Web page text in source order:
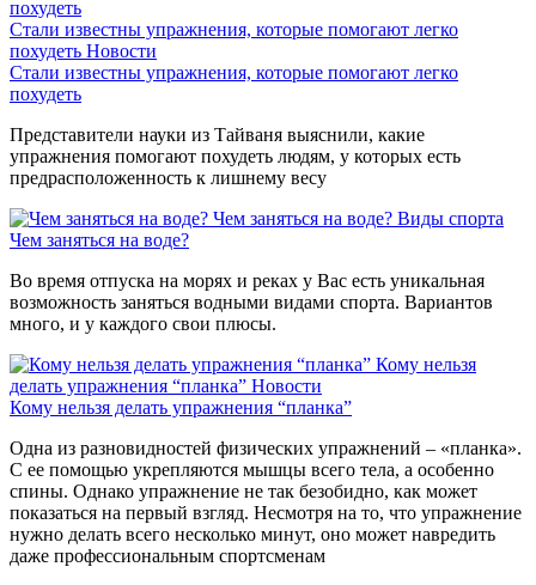
Стали известны упражнения, которые помогают легко
похудеть Новости
Стали известны упражнения, которые помогают легко
похудеть
Представители науки из Тайваня выяснили, какие
упражнения помогают похудеть людям, у которых есть
предрасположенность к лишнему весу
Чем заняться на воде? Виды спорта
Чем заняться на воде?
Во время отпуска на морях и реках у Вас есть уникальная
возможность заняться водными видами спорта. Вариантов
много, и у каждого свои плюсы.
Кому нельзя
делать упражнения “планка” Новости
Кому нельзя делать упражнения “планка”
Одна из разновидностей физических упражнений – «планка».
С ее помощью укрепляются мышцы всего тела, а особенно
спины. Однако упражнение не так безобидно, как может
показаться на первый взгляд. Несмотря на то, что упражнение
нужно делать всего несколько минут, оно может навредить
даже профессиональным спортсменам